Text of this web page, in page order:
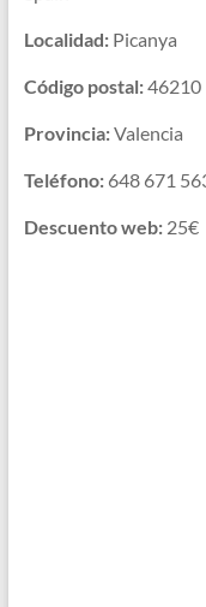
Localidad:Picanya
Código postal:46210
Provincia:Valencia
Teléfono:648 671
Descuento web:25€